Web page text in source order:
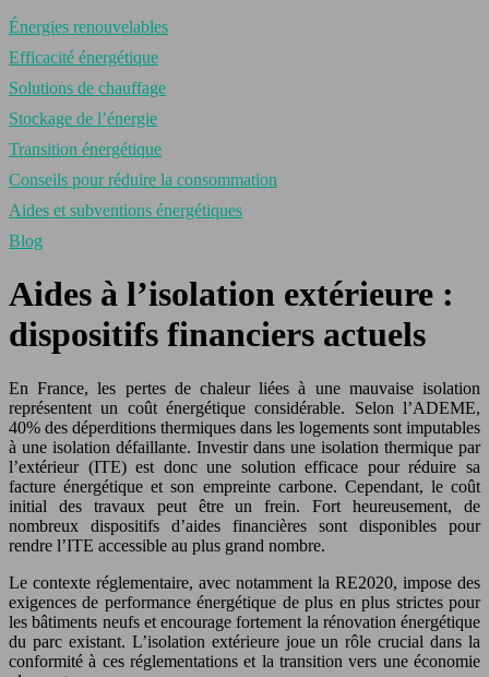
Énergies renouvelables
Efficacité énergétique
Solutions de chauffage
Stockage de l’énergie
Transition énergétique
Conseils pour réduire la consommation
Aides et subventions énergétiques
Blog
Aides à l’isolation extérieure :
dispositifs financiers actuels
En France, les pertes de chaleur liées à une mauvaise isolation
représentent un coût énergétique considérable. Selon l’ADEME,
40% des déperditions thermiques dans les logements sont imputables
à une isolation défaillante. Investir dans une isolation thermique par
l’extérieur (ITE) est donc une solution efficace pour réduire sa
facture énergétique et son empreinte carbone. Cependant, le coût
initial des travaux peut être un frein. Fort heureusement, de
nombreux dispositifs d’aides financières sont disponibles pour
rendre l’ITE accessible au plus grand nombre.
Le contexte réglementaire, avec notamment la RE2020, impose des
exigences de performance énergétique de plus en plus strictes pour
les bâtiments neufs et encourage fortement la rénovation énergétique
du parc existant. L’isolation extérieure joue un rôle crucial dans la
conformité à ces réglementations et la transition vers une économie